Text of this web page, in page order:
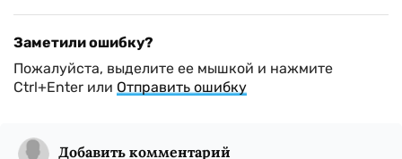
Заметили ошибку?
Пожалуйста, выделите ее мышкой и нажмите
Ctrl+Enter или Отправить ошибку
Добавить комментарий